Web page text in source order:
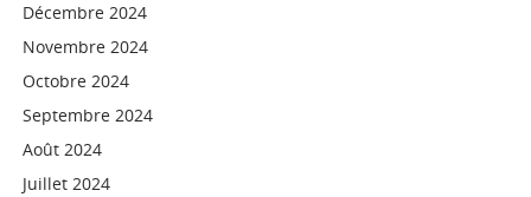
Décembre 2024
Novembre 2024
Octobre 2024
Septembre 2024
Août 2024
Juillet 2024